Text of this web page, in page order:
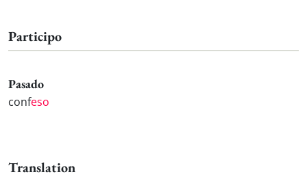
Participo
Pasado
confeso
Translation